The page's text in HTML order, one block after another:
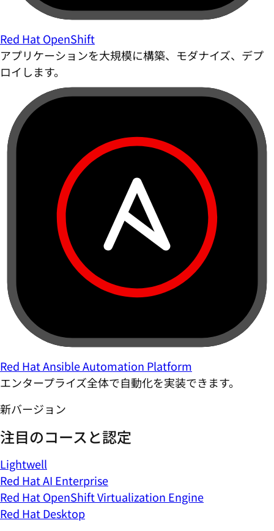
Red Hat OpenShift
アプリケーションを大規模に構築、モダナイズ、デプ
ロイします。
Red Hat Ansible Automation Platform
エンタープライズ全体で自動化を実装できます。
新バージョン
注目のコースと認定
Lightwell
Red Hat AI Enterprise
Red Hat OpenShift Virtualization Engine
Red Hat Desktop